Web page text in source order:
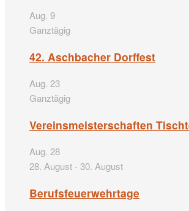
Aug. 9
Ganztägig
42. Aschbacher Dorffest
Aug. 23
Ganztägig
Vereinsmeisterschaften
Aug. 28
28. August - 30. August
Berufsfeuerwehrtage